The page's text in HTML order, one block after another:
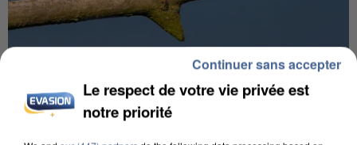
APRÈS TOUTES CES CANICULES, LES REFUGES
DE FAUNE SAUVAGE SONT...
Le respect de votre vie privée est
notre priorité
Continuer sans accepter